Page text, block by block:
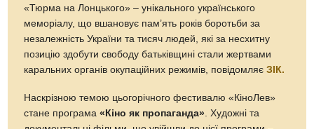
«Тюрма на Лонцького» – унікального українського
меморіалу, що вшановує пам’ять років боротьби за
незалежність України та тисяч людей, які за несхитну
позицію здобути свободу батьківщині стали жертвами
каральних органів окупаційних режимів, повідомляєЗІК.
Наскрізною темою цьогорічного фестивалю «КіноЛев»
стане програма«Кіно як пропаганда» . Художні та